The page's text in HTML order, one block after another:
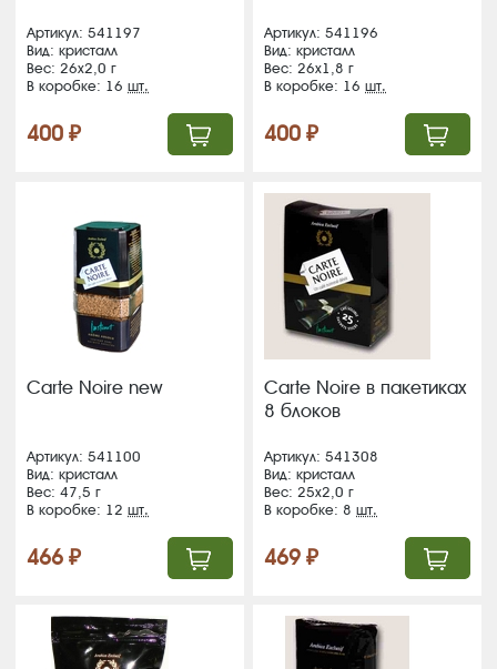
Артикул: 541197
Вид: кристалл
Вес: 26х2,0 г
В коробке: 16шт.
400 ₽
Артикул: 541196
Вид: кристалл
Вес: 26х1,8 г
В коробке: 16шт.
400 ₽
Carte Noire new
Артикул: 541100
Вид: кристалл
Вес: 47,5 г
В коробке: 12шт.
466 ₽
Carte Noire в пакетиках
8 блоков
Артикул: 541308
Вид: кристалл
Вес: 25х2,0 г
В коробке: 8шт.
469 ₽